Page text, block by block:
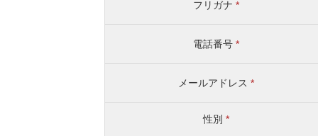
フリガナ *
電話番号 *
メールアドレス *
性別 *